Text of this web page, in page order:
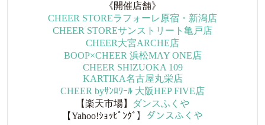
《開催店舗》
CHEER STOREラフォーレ原宿・新潟店
CHEER STOREサンストリート亀戸店
CHEER大宮ARCHE店
BOOP×CHEER 浜松MAY ONE店
CHEER SHIZUOKA 109
KARTIKA名古屋丸栄店
CHEER byｻﾝﾛﾜｰﾙ 大阪HEP FIVE店
【楽天市場】
ダンスふくや
【Yahoo!ｼｮｯﾋﾟﾝｸﾞ】
ダンスふくや